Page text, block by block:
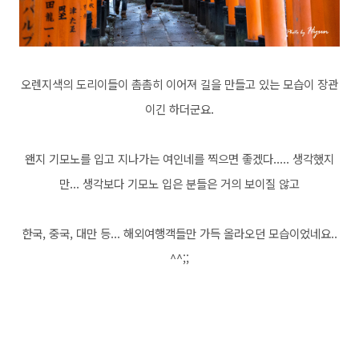
오렌지색의 도리이들이 촘촘히 이어져 길을 만들고 있는 모습이 장관
이긴 하더군요.
왠지 기모노를 입고 지나가는 여인네를 찍으면 좋겠다..... 생각했지
만... 생각보다 기모노 입은 분들은 거의 보이질 않고
한국, 중국, 대만 등... 해외여행객들만 가득 올라오던 모습이었네요..
^^;;